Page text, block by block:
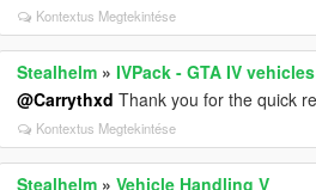
Kontextus Megtekintése
Stealhelm »IVPack - GTA IV
@Carrythxd Thank you for the quick
Kontextus Megtekintése
Stealhelm »Vehicle Handling V